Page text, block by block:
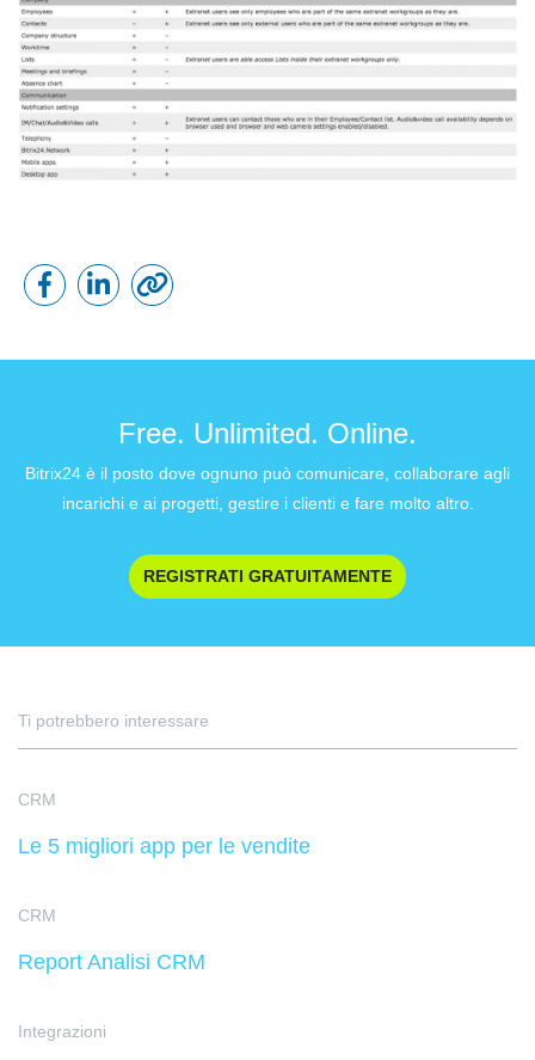
Free. Unlimited. Online.
Bitrix24 è il posto dove ognuno può comunicare, collaborare agli
incarichi e ai progetti, gestire i clienti e fare molto altro.
REGISTRATI GRATUITAMENTE
Ti potrebbero interessare
CRM
Le 5 migliori app per le vendite
CRM
Report Analisi CRM
Integrazioni